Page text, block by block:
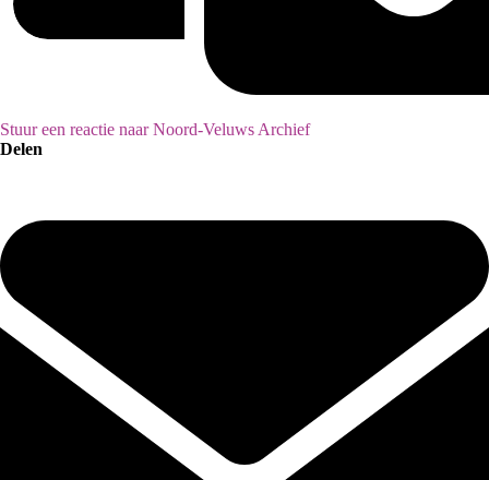
Stuur een reactie naar Noord-Veluws Archief
Delen